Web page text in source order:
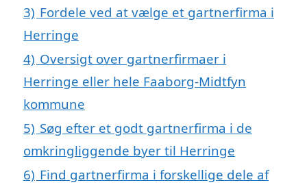
3) Fordele ved at vælge et gartnerfirma i
Herringe
4) Oversigt over gartnerfirmaer i
Herringe eller hele Faaborg-Midtfyn
kommune
5) Søg efter et godt gartnerfirma i de
omkringliggende byer til Herringe
6) Find gartnerfirma i forskellige dele af